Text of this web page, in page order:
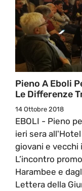
Pieno A Eboli
Le Differenze
14 Ottobre 2018
EBOLI - Pieno
ieri sera
giovani e vecchi
L’incontro
Harambee e
Lettera della